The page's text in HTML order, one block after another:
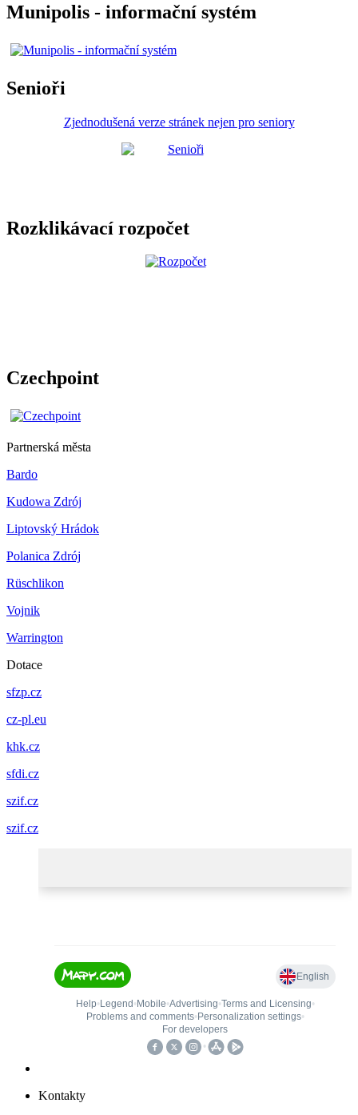
Munipolis - informační systém
Senioři
Zjednodušená verze stránek nejen pro seniory
Rozklikávací rozpočet
Czechpoint
Partnerská města
Bardo
Kudowa Zdrój
Liptovský Hrádok
Polanica Zdrój
Rüschlikon
Vojnik
Warrington
Dotace
sfzp.cz
cz-pl.eu
khk.cz
sfdi.cz
szif.cz
szif.cz
Kontakty